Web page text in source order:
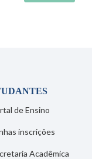
de Ensino
inscrições
Acadêmica